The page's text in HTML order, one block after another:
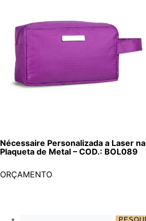
Nécessaire Personalizada a Laser na
Plaqueta de Metal – COD.: BOL089
ORÇAMENTO